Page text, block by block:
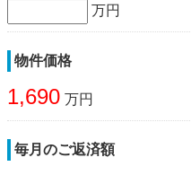
万円
物件価格
1,690 万円
毎月のご返済額